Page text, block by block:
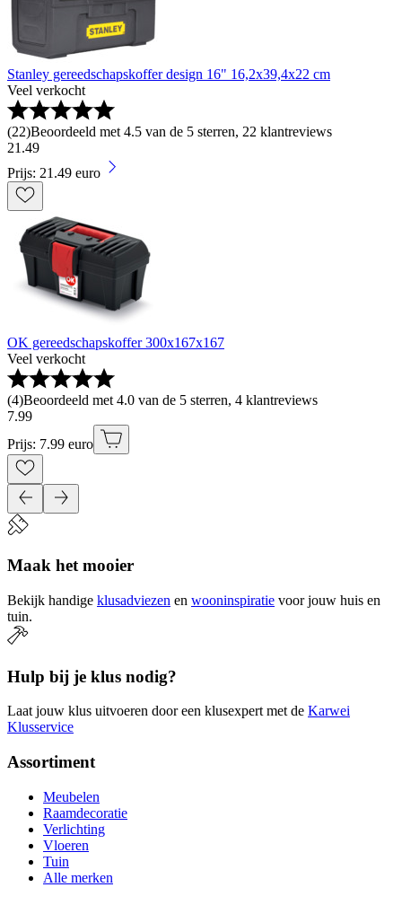
Stanley gereedschapskoffer design 16" 16,2x39,4x22 cm
Veel verkocht
(22)Beoordeeld met 4.5 van de 5 sterren, 22 klantreviews
21 .49
Prijs: 21.49 euro
OK gereedschapskoffer 300x167x167
Veel verkocht
(4)Beoordeeld met 4.0 van de 5 sterren, 4 klantreviews
7.99
Prijs: 7.99 euro
Maak het mooier
Bekijk handige klusadviezen en wooninspiratie voor jouw huis en
tuin.
Hulp bij je klus nodig?
Laat jouw klus uitvoeren door een klusexpert met de Karwei
Klusservice
Assortiment
Meubelen
Raamdecoratie
Verlichting
Vloeren
Tuin
Alle merken